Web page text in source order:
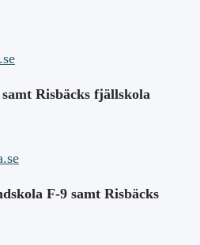
Risbäcks fjällskola
F-9 samt Risbäcks